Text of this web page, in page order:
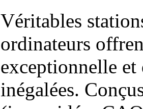
Véritables
ordinateurs
exceptionnelle et
inégalées.